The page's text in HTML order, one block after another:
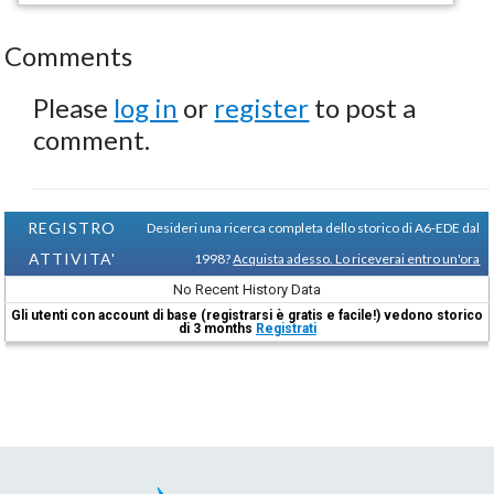
Comments
Please log in or register to post a
comment.
REGISTRO
ATTIVITA'
Desideri una ricerca completa dello storico di A6-EDE dal
1998?Acquista adesso. Lo riceverai entro un'ora
No Recent History Data
Gli utenti con account di base (registrarsi è gratis e facile!) vedono storico
di 3 months Registrati